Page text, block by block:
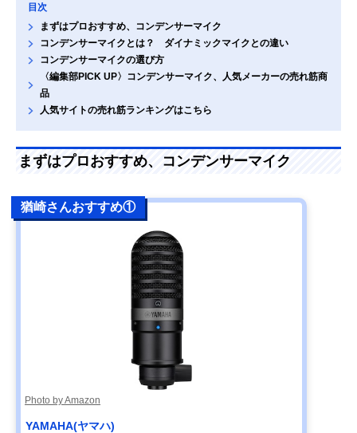
目次
まずはプロおすすめ、コンデンサーマイク
コンデンサーマイクとは？ ダイナミックマイクとの違い
コンデンサーマイクの選び方
〈編集部PICK UP〉コンデンサーマイク、人気メーカーの売れ筋商
品
人気サイトの売れ筋ランキングはこちら
まずはプロおすすめ、コンデンサーマイク
猶崎さんおすすめ①
Photo by Amazon
YAMAHA(ヤマハ)